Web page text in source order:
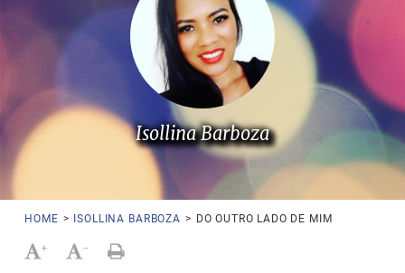
Isollina Barboza
HOME > ISOLLINA BARBOZA > DO OUTRO LADO DE MIM
+ -